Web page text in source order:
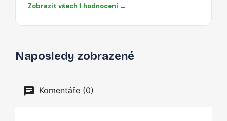
Zobrazit všech 1 hodnocení →
Naposledy zobrazené
Komentáře (0)